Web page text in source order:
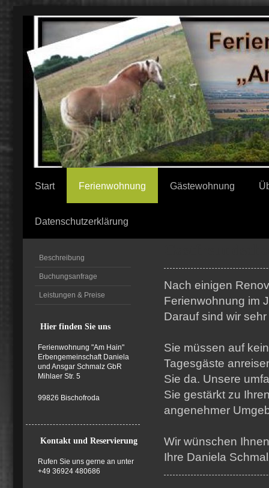
Start Ferienwohnung Gästewohnung
Datenschutzerklärung
Beschreibung
Buchungsanfrage
Leistungen & Preise
Hier finden Sie uns
Ferienwohnung "Am Hain"
Erbengemeinschaft Daniela
und Ansgar Schmalz GbR
Mihlaer Str. 5
99826 Bischofroda
Kontakt und Reservierung
Rufen Sie uns gerne an unter
+49 36924 480686
Nach einigen
Ferienwohnung im
Darauf sind wir
Sie müssen auf
Tagesgäste
Sie da. Unsere
Sie gestärkt zu
angenehmer
Wir wünschen
Ihre Daniela